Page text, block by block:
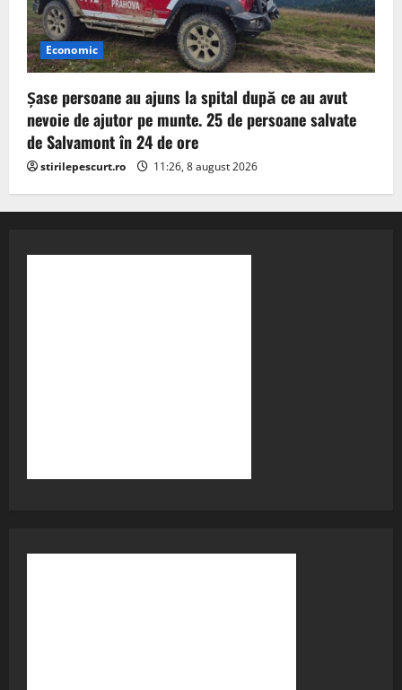
Economic
Șase persoane au ajuns la spital după ce au avut
nevoie de ajutor pe munte. 25 de persoane salvate
de Salvamont în 24 de ore
stirilepescurt.ro 11:26, 8 august 2026